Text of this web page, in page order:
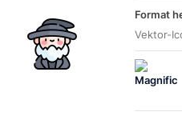
Format
Vektor-